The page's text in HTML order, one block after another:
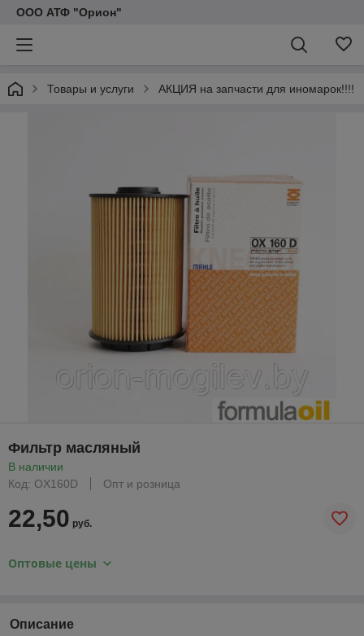
ООО АТФ "Орион"
Товары и услуги АКЦИЯ на запчасти для иномарок!!!!
Фильтр масляный
В наличии
Код: OX160D
Опт и розница
22,50 руб.
Оптовые цены
Описание